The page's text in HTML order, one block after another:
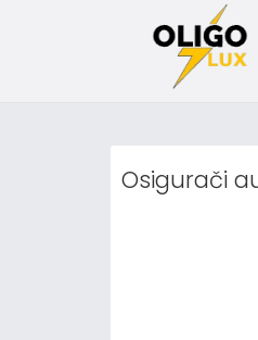
Osigurači